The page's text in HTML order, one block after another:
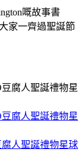
嘅故事書
家一齊過聖誕節
腐人聖誕禮物星球